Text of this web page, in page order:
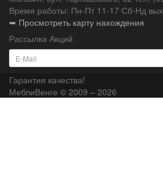
Время работы: Пн-Пт 11-17 Сб-Нд
➥ Просмотреть карту нахождения
Рассылка Акций
Гарантия качества!
МеблиВенге © 2009 – 2026